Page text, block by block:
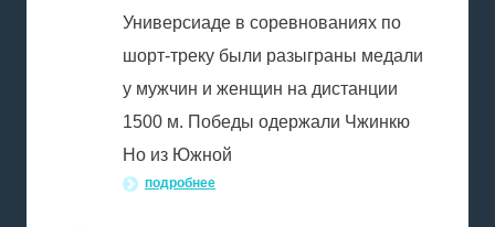
Универсиаде в соревнованиях по
шорт-треку были разыграны медали
у мужчин и женщин на дистанции
1500 м. Победы одержали Чжинкю
Но из Южной
подробнее